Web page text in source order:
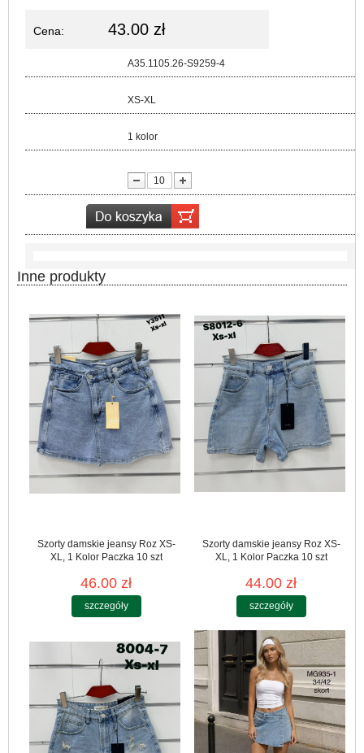
Cena: 43.00 zł
A35.1105.26-S9259-4
XS-XL
1 kolor
Inne produkty
Szorty damskie jeansy Roz XS-
XL, 1 Kolor Paczka 10 szt
46.00 zł
szczegóły
Szorty damskie jeansy Roz XS-
XL, 1 Kolor Paczka 10 szt
44.00 zł
szczegóły